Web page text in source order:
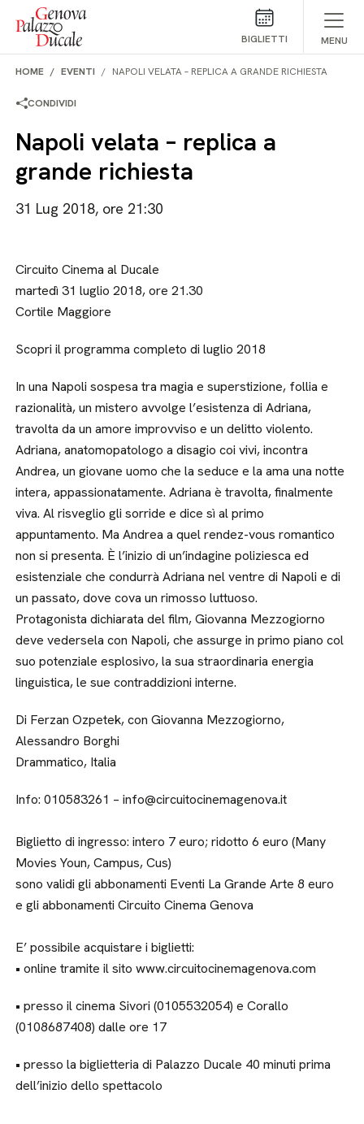
Salta al contenuto
BIGLIETTI MENU
HOME EVENTI NAPOLI VELATA – REPLICA A GRANDE RICHIESTA
CONDIVIDI
Napoli velata – replica a
grande richiesta
31 Lug 2018, ore 21:30
Circuito Cinema al Ducale
martedì 31 luglio 2018, ore 21.30
Cortile Maggiore
Scopri il programma completo di luglio 2018
In una Napoli sospesa tra magia e superstizione, follia e
razionalità, un mistero avvolge l’esistenza di Adriana,
travolta da un amore improvviso e un delitto violento.
Adriana, anatomopatologo a disagio coi vivi, incontra
Andrea, un giovane uomo che la seduce e la ama una notte
intera, appassionatamente. Adriana è travolta, finalmente
viva. Al risveglio gli sorride e dice sì al primo
appuntamento. Ma Andrea a quel rendez-vous romantico
non si presenta. È l’inizio di un’indagine poliziesca ed
esistenziale che condurrà Adriana nel ventre di Napoli e di
un passato, dove cova un rimosso luttuoso.
Protagonista dichiarata del film, Giovanna Mezzogiorno
deve vedersela con Napoli, che assurge in primo piano col
suo potenziale esplosivo, la sua straordinaria energia
linguistica, le sue contraddizioni interne.
Di Ferzan Ozpetek, con Giovanna Mezzogiorno,
Alessandro Borghi
Drammatico, Italia
Info: 010583261 – info@circuitocinemagenova.it
Biglietto di ingresso: intero 7 euro; ridotto 6 euro (Many
Movies Youn, Campus, Cus)
sono validi gli abbonamenti Eventi La Grande Arte 8 euro
e gli abbonamenti Circuito Cinema Genova
E’ possibile acquistare i biglietti:
• online tramite il sito www.circuitocinemagenova.com
• presso il cinema Sivori (0105532054) e Corallo
(0108687408) dalle ore 17
• presso la biglietteria di Palazzo Ducale 40 minuti prima
dell’inizio dello spettacolo